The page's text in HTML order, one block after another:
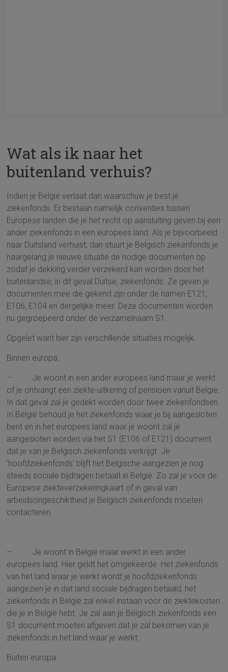
Wat als ik naar het
buitenland verhuis?
Indien je België verlaat dan waarschuw je best je
ziekenfonds. Er bestaan namelijk conventies tussen
Europese landen die je het recht op aansluiting geven bij een
ander ziekenfonds in een europees land. Als je bijvoorbeeld
naar Duitsland verhuist, dan stuurt je Belgisch ziekenfonds je
naargelang je nieuwe situatie de nodige documenten op
zodat je dekking verder verzekerd kan worden door het
buitenlandse, in dit geval Duitse, ziekenfonds. Ze geven je
documenten mee die gekend zijn onder de namen E121,
E106, E104 en dergelijke meer. Deze documenten worden
nu gegroepeerd onder de verzamelnaam S1.
Opgelet want hier zijn verschillende situaties mogelijk.
Binnen europa:
– Je woont in een ander europees land maar je werkt
of je ontvangt een ziekte-uitkering of pensioen vanuit België.
In dat geval zal je gedekt worden door twee ziekenfondsen.
In België behoud je het ziekenfonds waar je bij aangesloten
bent en in het europees land waar je woont zal je
aangesloten worden via het S1 (E106 of E121) document
dat je van je Belgisch ziekenfonds verkrijgt. Je
‘hoofdziekenfonds’ blijft het Belgische aangezien je nog
steeds sociale bijdragen betaalt in België. Zo zal je voor de
Europese ziekteverzekeringkaart of in geval van
arbeidsongeschiktheid je Belgisch ziekenfonds moeten
contacteren.
– Je woont in België maar werkt in een ander
europees land. Hier geldt het omgekeerde. Het ziekenfonds
van het land waar je werkt wordt je hoofdziekenfonds
aangezien je in dat land sociale bijdragen betaald, het
ziekenfonds in België zal enkel instaan voor de ziektekosten
die je in België hebt. Je zal aan je Belgisch ziekenfonds een
S1 document moeten afgeven dat je zal bekomen van je
ziekenfonds in het land waar je werkt.
Buiten europa: